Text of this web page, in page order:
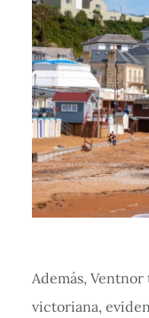
Además,
victoriana,